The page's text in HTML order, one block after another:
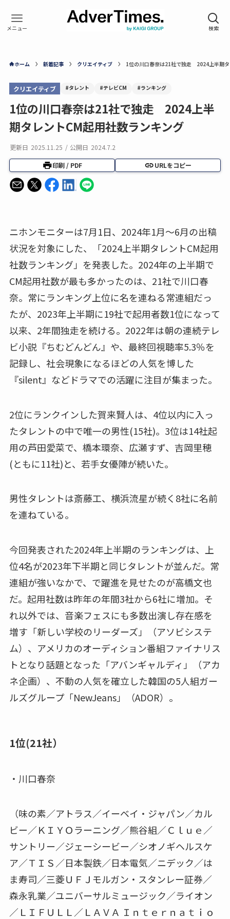
ホーム 新着記事 クリエイティブ 1位の川口春奈は21社で独走 2024上半期
クリエイティブ #タレント #テレビCM #ランキング
1位の川口春奈は21社で独走 2024上半
期タレントCM起用社数ランキング
更新日 2025.11.25 / 公開日 2024.7.2
印刷 / PDF URLをコピー
ニホンモニターは7月1日、2024年1月～6月の出稿
状況を対象にした、「2024上半期タレントCM起用
社数ランキング」を発表した。2024年の上半期で
CM起用社数が最も多かったのは、21社で川口春
奈。常にランキング上位に名を連ねる常連組だっ
たが、2023年上半期に19社で起用者数1位になって
以来、2年間独走を続ける。2022年は朝の連続テレ
ビ小説『ちむどんどん』や、最終回視聴率5.3％を
記録し、社会現象になるほどの人気を博した
『silent』などドラマでの活躍に注目が集まった。
2位にランクインした賀来賢人は、4位以内に入っ
たタレントの中で唯一の男性(15社)。3位は14社起
用の芦田愛菜で、橋本環奈、広瀬すず、吉岡里穂
(ともに11社)と、若手女優陣が続いた。
男性タレントは斎藤工、横浜流星が続く8社に名前
を連ねている。
今回発表された2024年上半期のランキングは、上
位4名が2023年下半期と同じタレントが並んだ。常
連組が強いなかで、で躍進を見せたのが高橋文也
だ。起用社数は昨年の年間3社から6社に増加。そ
れ以外では、音楽フェスにも多数出演し存在感を
増す「新しい学校のリーダーズ」（アソビシステ
ム）、アメリカのオーディション番組ファイナリス
トとなり話題となった「アバンギャルディ」（アカ
ネ企画）、不動の人気を確立した韓国の5人組ガー
ルズグループ「NewJeans」（ADOR）。
1位(21社）
・川口春奈
（味の素／アトラス／イーベイ・ジャパン／カル
ビー／ＫＩＹＯラーニング／熊谷組／Ｃｌｕｅ／
サントリー／ジェーシービー／シオノギヘルスケ
ア／ＴＩＳ／日本製鉄／日本電気／ニデック／は
ま寿司／三菱ＵＦＪモルガン・スタンレー証券／
森永乳業／ユニバーサルミュージック／ライオン
／ＬＩＦＵＬＬ／ＬＡＶＡ Ｉｎｔｅｒｎａｔｉｏ